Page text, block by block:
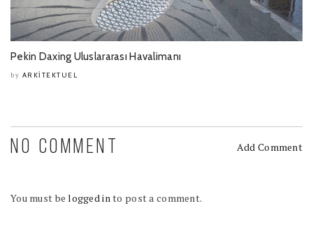
Pekin Daxing Uluslararası Havalimanı
by ARKITEKTUEL
NO COMMENT Add Comment
You must belogged into post a comment.